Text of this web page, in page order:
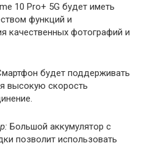
10 Pro+ 5G будет иметь
функций и
качественных фотографий и
будет поддерживать
высокую скорость
Большой аккумулятор с
позволит использовать